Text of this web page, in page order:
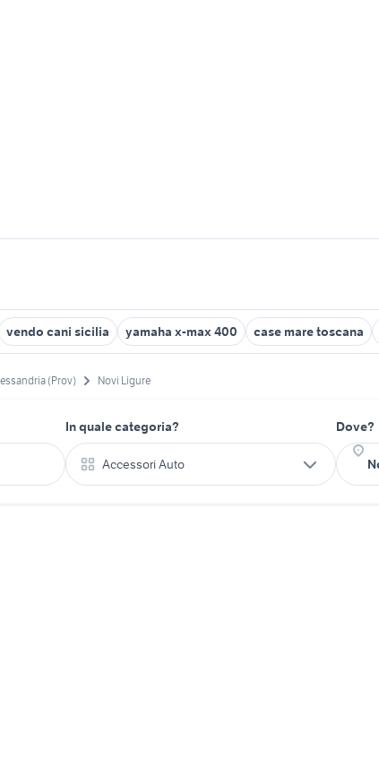
vendo cani sicilia yamaha x-max 400 case mare toscana
(Prov) Novi Ligure
In quale categoria?
Accessori Auto
Dove?